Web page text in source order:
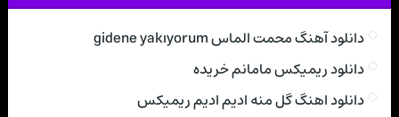
دانلود آهنگ محمت الماس gidene yakıyorum
دانلود ریمیکس مامانم خریده
دانلود اهنگ گل منه ادیم ادیم ریمیکس